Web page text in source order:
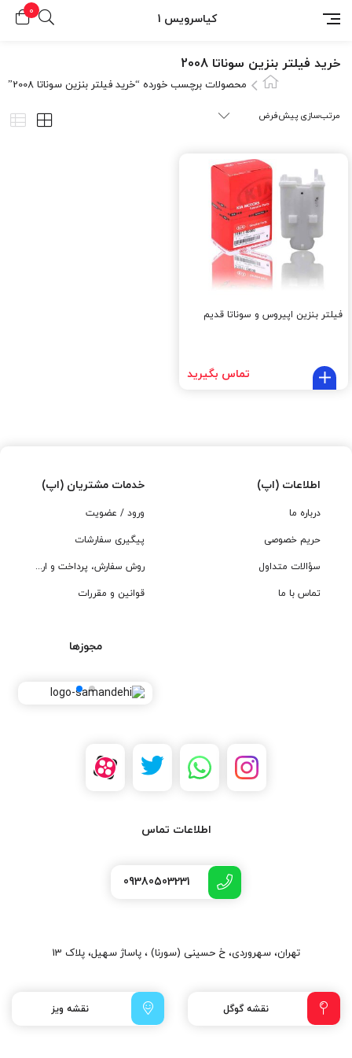
کیاسرویس 1
0
خرید فیلتر بنزین سوناتا 2008
محصولات برچسب خورده “خرید فیلتر بنزین سوناتا 2008”
فیلتر بنزین اپیروس و سوناتا قدیم
تماس بگیرید
اطلاعات (اپ)
درباره ما
حریم خصوصی
سؤالات متداول
تماس با ما
خدمات مشتریان (اپ)
ورود / عضویت
پیگیری سفارشات
روش سفارش، پرداخت و ارسال
قوانین و مقررات
مجوزها
اطلاعات تماس
09380503231
تهران، سهروردی، خ حسینی (سورنا) ، پاساژ سهیل، پلاک 13
نقشه گوگل نقشه ویز